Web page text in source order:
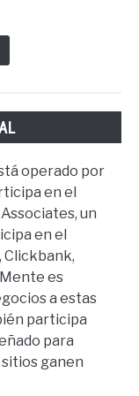
operado por
en el
un
en el
Clickbank,
es
a estas
participa
para
ganen